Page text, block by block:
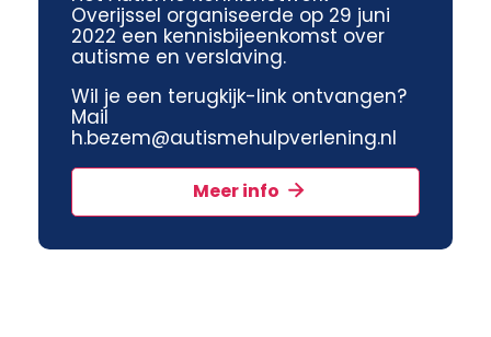
Overijssel organiseerde op 29 juni
2022 een kennisbijeenkomst over
autisme en verslaving.
Wil je een terugkijk-link ontvangen?
Mail
h.bezem@autismehulpverlening.nl
Meer info